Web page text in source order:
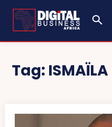
Tag: ISMAÏLA